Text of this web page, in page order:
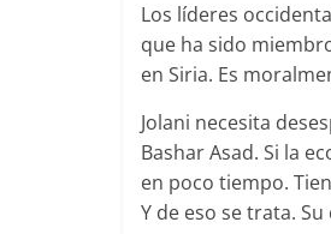
Los líderes
que ha sido
en Siria. Es
Jolani necesita
Bashar Asad. Si la
en poco tiempo.
Y de eso se trata.